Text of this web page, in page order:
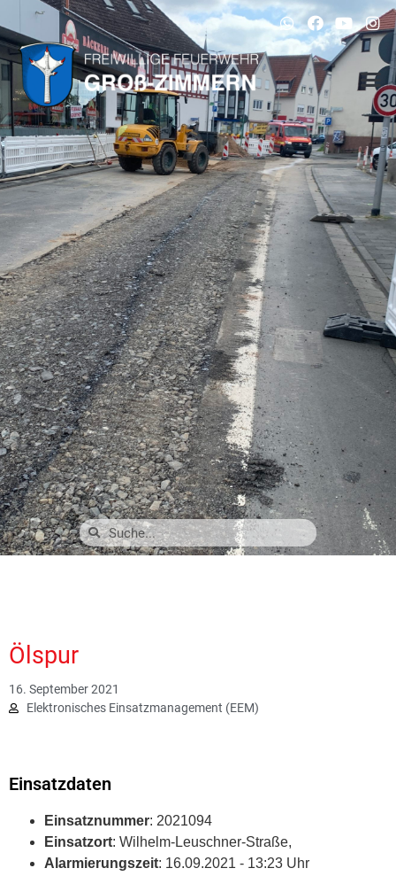
Ölspur
16. September 2021
Elektronisches Einsatzmanagement (EEM)
Einsatzdaten
Einsatznummer: 2021094
Einsatzort: Wilhelm-Leuschner-Straße,
Alarmierungszeit: 16.09.2021 - 13:23 Uhr